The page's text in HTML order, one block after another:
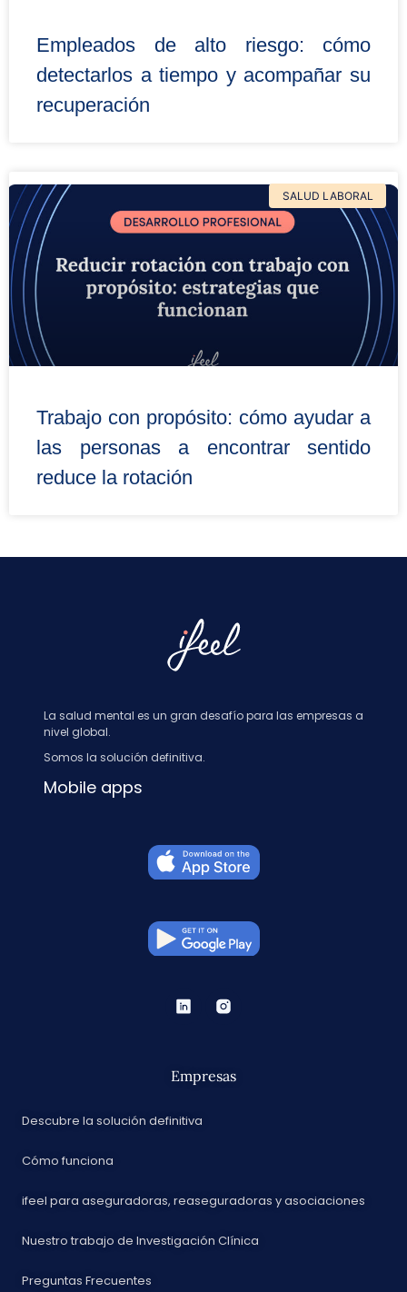
Empleados de alto riesgo: cómo
detectarlos a tiempo y acompañar su
recuperación
SALUD LABORAL
Trabajo con propósito: cómo ayudar a
las personas a encontrar sentido
reduce la rotación
La salud mental es un gran desafío para las empresas a
nivel global.
Somos la solución definitiva.
Mobile apps
Empresas
Descubre la solución definitiva
Cómo funciona
ifeel para aseguradoras, reaseguradoras y asociaciones
Nuestro trabajo de Investigación Clínica
Preguntas Frecuentes